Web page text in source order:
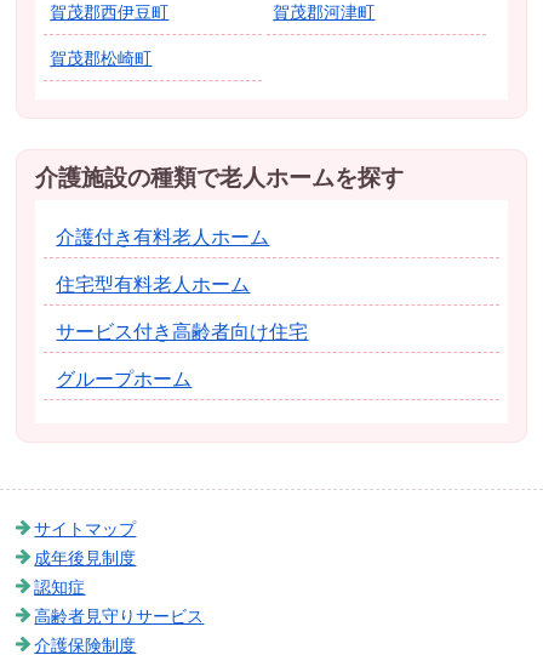
賀茂郡西伊豆町 賀茂郡河津町
賀茂郡松崎町
介護施設の種類で老人ホームを探す
介護付き有料老人ホーム
住宅型有料老人ホーム
サービス付き高齢者向け住宅
グループホーム
サイトマップ
成年後見制度
認知症
高齢者見守りサービス
介護保険制度